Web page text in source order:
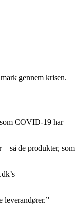
gennem krisen.
som COVID-19 har
så de produkter, som
leverandører.”